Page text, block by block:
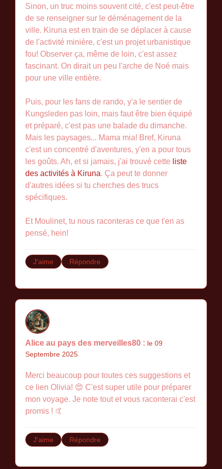
Sinon, un truc moins souvent cité, c'est peut-être
de se renseigner sur le déménagement de la
ville. Kiruna est en train de se déplacer à cause
de l'activité minière, c'est un projet urbanistique
fou! Observer ça, même de loin, c'est assez
fascinant. On dirait un peu l'arche de Noé mais
pour une ville entière.
Puis, pour les fans de rando, y'a le sentier de
Kungsleden pas loin, mais faut être bien équipé
et préparé, c'est pas une balade du dimanche.
Mais les paysages... Mama mia! Bref, Kiruna
c'est un concentré d'aventures, y'en a pour tous
les goûts. Ah, et si jamais, j'ai trouvé cette liste
des activités à Kiruna. Ça peut te donner
d'autres idées si tu cherches des trucs
spécifiques.
Et Moulinet, tu nous raconteras ce que t'en as
pensé, hein!
J'aime Répondre
Alice au pays des merveilles80 : le 09
Septembre 2025
Merci beaucoup pour toutes ces suggestions et
ce lien Olivia! 😍 C'est super utile pour préparer
mon voyage. Je note tout et vous raconterai c'est
promis ! 🤙
J'aime Répondre